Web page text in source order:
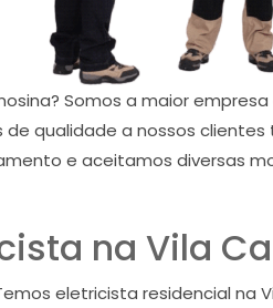
Somos a maior
qualidade a nossos
e aceitamos diversas
na Vila
eletricista residencial na